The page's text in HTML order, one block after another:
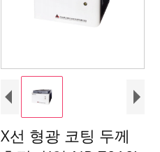
X선 형광 코팅 두께